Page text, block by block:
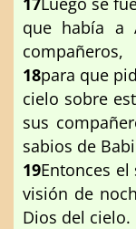
que había a
compañeros,
18para que
cielo sobre
sus
sabios de
19Entonces
visión de
Dios del cielo.